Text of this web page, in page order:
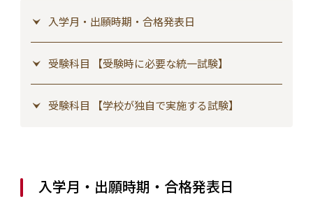
入学月・出願時期・合格発表日
受験科目 【受験時に必要な統一試験】
受験科目 【学校が独自で実施する試験】
入学月・出願時期・合格発表日